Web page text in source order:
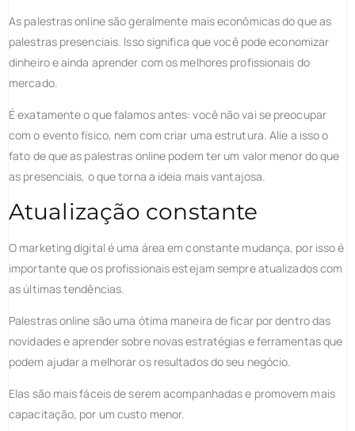
As palestras online são geralmente mais econômicas do que as
palestras presenciais. Isso significa que você pode economizar
dinheiro e ainda aprender com os melhores profissionais do
mercado.
É exatamente o que falamos antes: você não vai se preocupar
com o evento físico, nem com criar uma estrutura. Alie a isso o
fato de que as palestras online podem ter um valor menor do que
as presenciais, o que torna a ideia mais vantajosa.
Atualização constante
O marketing digital é uma área em constante mudança, por isso é
importante que os profissionais estejam sempre atualizados com
as últimas tendências.
Palestras online são uma ótima maneira de ficar por dentro das
novidades e aprender sobre novas estratégias e ferramentas que
podem ajudar a melhorar os resultados do seu negócio.
Elas são mais fáceis de serem acompanhadas e promovem mais
capacitação, por um custo menor.